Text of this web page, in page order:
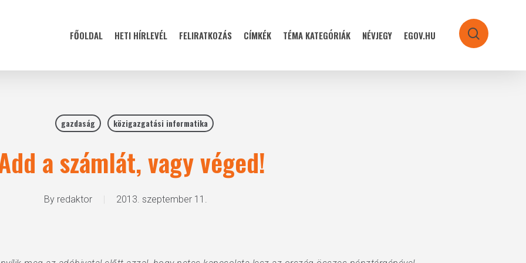
FŐOLDAL HETI HÍRLEVÉL FELIRATKOZÁS CÍMKÉK TÉMA KATEGÓRIÁK NÉVJEGY EGOV.HU search
gazdaság közigazgatási informatika
a számlát, vagy véged!
By redaktor 2013. szeptember 11.